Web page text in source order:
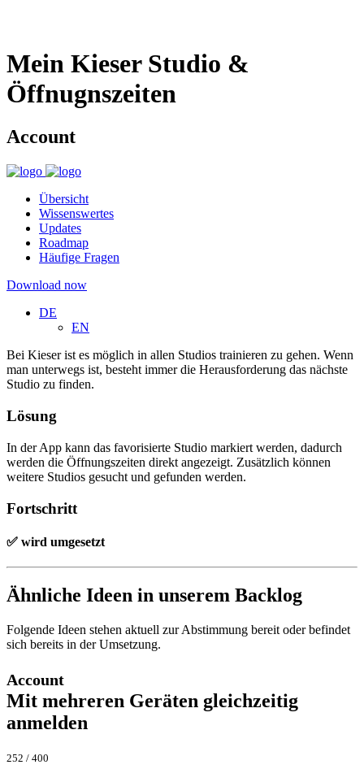
Mein Kieser Studio &
Öffnugnszeiten
Account
Übersicht
Wissenswertes
Updates
Roadmap
Häufige Fragen
Download now
DE
EN
Bei Kieser ist es möglich in allen Studios trainieren zu gehen. Wenn
man unterwegs ist, besteht immer die Herausforderung das nächste
Studio zu finden.
Lösung
In der App kann das favorisierte Studio markiert werden, dadurch
werden die Öffnungszeiten direkt angezeigt. Zusätzlich können
weitere Studios gesucht und gefunden werden.
Fortschritt
✅ wird umgesetzt
Ähnliche Ideen in unserem Backlog
Folgende Ideen stehen aktuell zur Abstimmung bereit oder befindet
sich bereits in der Umsetzung.
Account
Mit mehreren Geräten gleichzeitig
anmelden
252 / 400